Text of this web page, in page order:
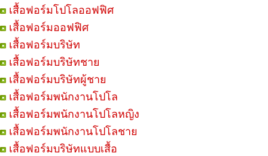
เสื้อฟอร์มโปโลออฟฟิศ
เสื้อฟอร์มออฟฟิศ
เสื้อฟอร์มบริษัท
เสื้อฟอร์มบริษัทชาย
เสื้อฟอร์มบริษัทผู้ชาย
เสื้อฟอร์มพนักงานโปโล
เสื้อฟอร์มพนักงานโปโลหญิง
เสื้อฟอร์มพนักงานโปโลชาย
เสื้อฟอร์มบริษัทแบบเสื้อ